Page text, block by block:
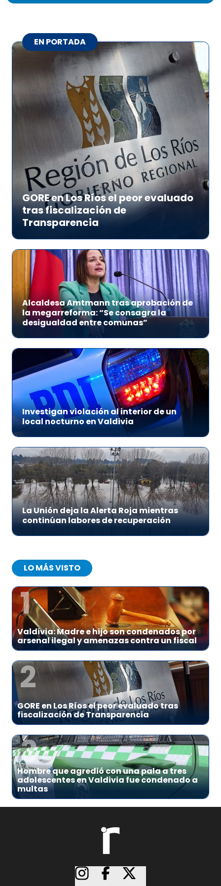
EN PORTADA
GORE en Los Ríos el peor evaluado
tras fiscalización de
Transparencia
Alcaldesa Amtmann tras aprobación de
la megarreforma: “Se consagra la
desigualdad entre comunas”
Investigan violación al interior de un
local nocturno en Valdivia
La Unión deja la Alerta Roja mientras
continúan labores de recuperación
LO MÁS VISTO
1
Valdivia: Madre e hijo son condenados por
arsenal ilegal y amenazas contra un fiscal
2
GORE en Los Ríos el peor evaluado tras
fiscalización de Transparencia
3
Hombre que agredió con una pala a tres
adolescentes en Valdivia fue condenado a
multas